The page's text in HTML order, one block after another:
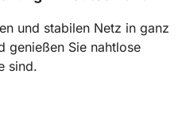
und stabilen Netz in ganz
genießen Sie nahtlose
sind.